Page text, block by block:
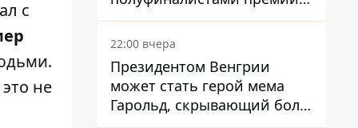
с
не
Global Teacher Prize Ukraine
2026
22:00 вчера
Президентом Венгрии
может стать герой мема
Гарольд, скрывающий боль
– он возглавил народное